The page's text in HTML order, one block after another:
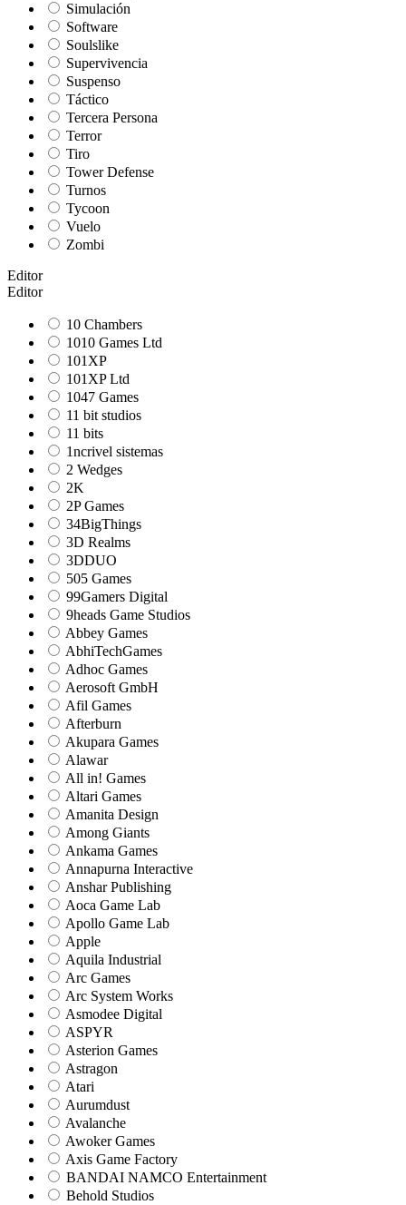
Simulación
Software
Soulslike
Supervivencia
Suspenso
Táctico
Tercera Persona
Terror
Tiro
Tower Defense
Turnos
Tycoon
Vuelo
Zombi
Editor
Editor
10 Chambers
1010 Games Ltd
101XP
101XP Ltd
1047 Games
11 bit studios
11 bits
1ncrivel sistemas
2 Wedges
2K
2P Games
34BigThings
3D Realms
3DDUO
505 Games
99Gamers Digital
9heads Game Studios
Abbey Games
AbhiTechGames
Adhoc Games
Aerosoft GmbH
Afil Games
Afterburn
Akupara Games
Alawar
All in! Games
Altari Games
Amanita Design
Among Giants
Ankama Games
Annapurna Interactive
Anshar Publishing
Aoca Game Lab
Apollo Game Lab
Apple
Aquila Industrial
Arc Games
Arc System Works
Asmodee Digital
ASPYR
Asterion Games
Astragon
Atari
Aurumdust
Avalanche
Awoker Games
Axis Game Factory
BANDAI NAMCO Entertainment
Behold Studios